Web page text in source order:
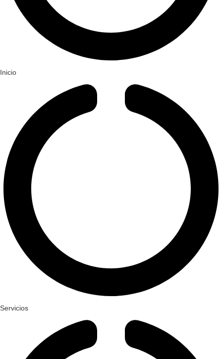
Inicio
Servicios